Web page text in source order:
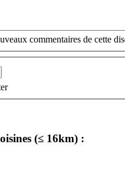
commentaires de cette
(≤ 16km) :